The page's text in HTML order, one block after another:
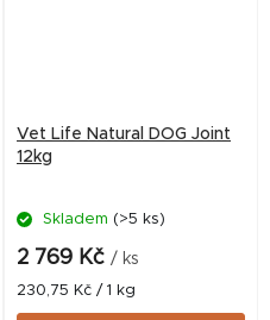
Vet Life Natural DOG Joint
12kg
Skladem (>5 ks)
2 769 Kč / ks
Měrná
cena:
230,75 Kč / 1 kg